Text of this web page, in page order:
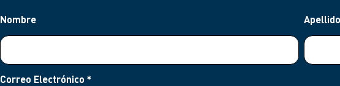
Nombre
Correo Electrónico *